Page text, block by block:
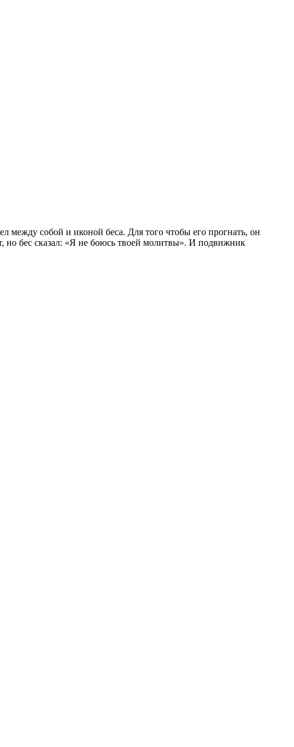
между собой и иконой беса. Для того чтобы его прогнать, он
но бес сказал: «Я не боюсь твоей молитвы». И подвижник